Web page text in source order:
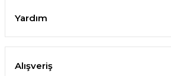
Yardım
Alışveriş